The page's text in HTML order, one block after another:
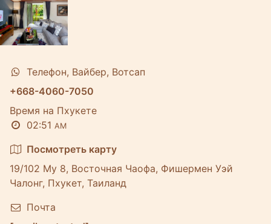
Телефон, Вайбер, Вотсап
+668-4060-7050
Время на Пхукете
02:51 AM
Посмотреть карту
19/102 Му 8, Восточная Чаофа, Фишермен Уэй
Чалонг, Пхукет, Таиланд
Почта